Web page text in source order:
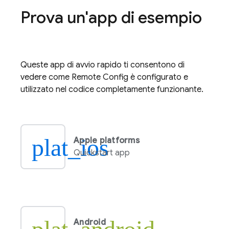
Prova un'app di esempio
Queste app di avvio rapido ti consentono di
vedere come Remote Config è configurato e
utilizzato nel codice completamente funzionante.
plat_ios
Apple platforms
Quickstart app
Android